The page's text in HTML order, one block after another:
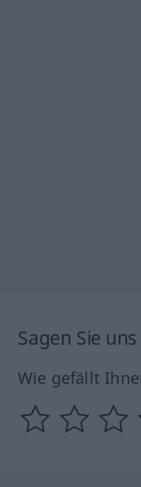
Sagen Sie
Wie gefällt